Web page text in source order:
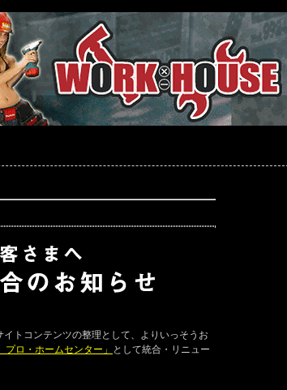
トコンテンツの整理として、よりいっそうお
ロ・ホームセンター」
として統合・リニュー